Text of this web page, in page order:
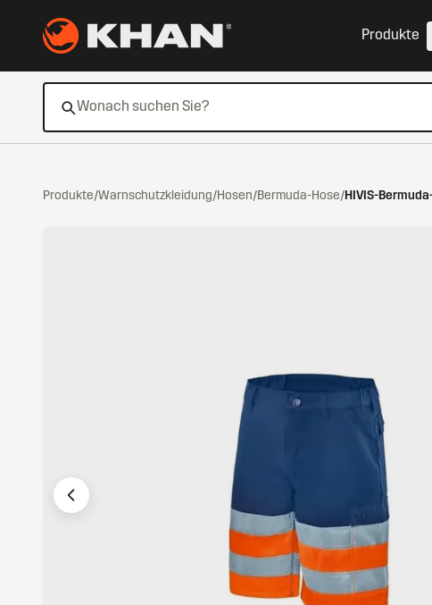
Produkte
Produkte/Warnschutzkleidung/Hosen/Bermuda-Hose/